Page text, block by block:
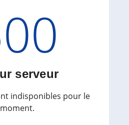
serveur
indisponibles pour le
moment.